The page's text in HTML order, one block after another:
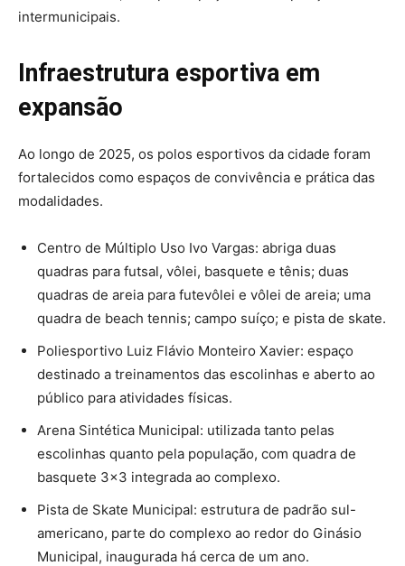
intermunicipais.
Infraestrutura esportiva em
expansão
Ao longo de 2025, os polos esportivos da cidade foram
fortalecidos como espaços de convivência e prática das
modalidades.
Centro de Múltiplo Uso Ivo Vargas: abriga duas
quadras para futsal, vôlei, basquete e tênis; duas
quadras de areia para futevôlei e vôlei de areia; uma
quadra de beach tennis; campo suíço; e pista de skate.
Poliesportivo Luiz Flávio Monteiro Xavier: espaço
destinado a treinamentos das escolinhas e aberto ao
público para atividades físicas.
Arena Sintética Municipal: utilizada tanto pelas
escolinhas quanto pela população, com quadra de
basquete 3×3 integrada ao complexo.
Pista de Skate Municipal: estrutura de padrão sul-
americano, parte do complexo ao redor do Ginásio
Municipal, inaugurada há cerca de um ano.